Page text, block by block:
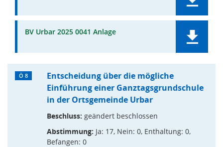
BV Urbar 2025 0041 Anlage
Ö 8
Entscheidung über die mögliche
Einführung einer Ganztagsgrundschule
in der Ortsgemeinde Urbar
Beschluss: geändert beschlossen
Abstimmung: Ja: 17, Nein: 0, Enthaltung: 0,
Befangen: 0